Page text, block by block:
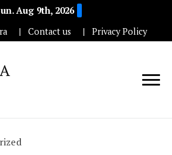
Aug 9th, 2026
Contact us Privacy Policy